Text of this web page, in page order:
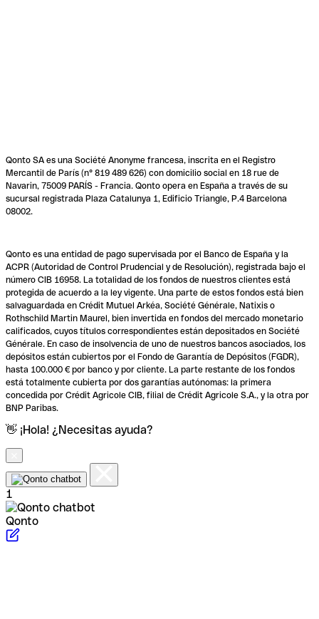
Qonto SA es una Société Anonyme francesa, inscrita en el Registro
Mercantil de París (n° 819 489 626) con domicilio social en 18 rue de
Navarin, 75009 PARÍS - Francia. Qonto opera en España a través de su
sucursal registrada Plaza Catalunya 1, Edificio Triangle, P.4 Barcelona
08002.
Qonto es una entidad de pago supervisada por el Banco de España y la
ACPR (Autoridad de Control Prudencial y de Resolución), registrada bajo el
número CIB 16958. La totalidad de los fondos de nuestros clientes está
protegida de acuerdo a la ley vigente. Una parte de estos fondos está bien
salvaguardada en Crédit Mutuel Arkéa, Société Générale, Natixis o
Rothschild Martin Maurel, bien invertida en fondos del mercado monetario
calificados, cuyos títulos correspondientes están depositados en Société
Générale. En caso de insolvencia de uno de nuestros bancos asociados, los
depósitos están cubiertos por el Fondo de Garantía de Depósitos (FGDR),
hasta 100.000 € por banco y por cliente. La parte restante de los fondos
está totalmente cubierta por dos garantías autónomas: la primera
concedida por Crédit Agricole CIB, filial de Crédit Agricole S.A., y la otra por
BNP Paribas.
👋 ¡Hola! ¿Necesitas ayuda?
1
Qonto